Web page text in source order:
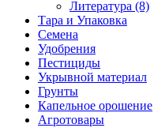
Литература (8)
Тара и Упаковка
Семена
Удобрения
Пестициды
Укрывной материал
Грунты
Капельное орошение
Агротовары